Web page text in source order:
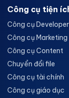
Công cụ tiện
Công cụ Developer
Công cụ Marketing
Công cụ Content
Chuyển đổi file
Công cụ tài chính
Công cụ giáo dục